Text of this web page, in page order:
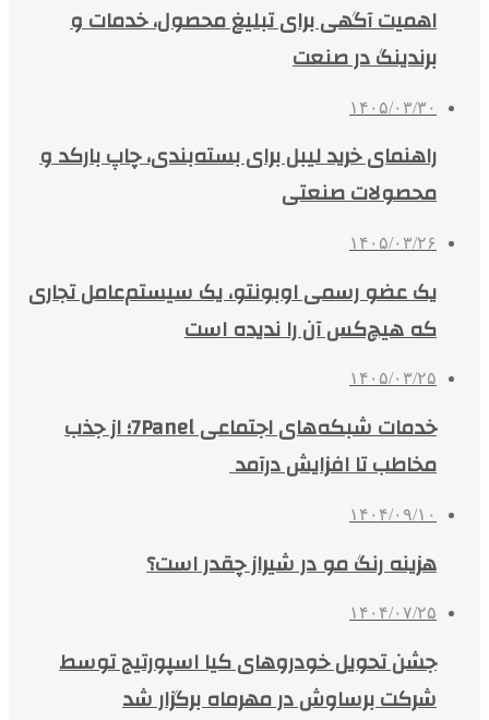
اهمیت آگهی برای تبلیغ محصول، خدمات و
برندینگ در صنعت
۱۴۰۵/۰۳/۳۰
راهنمای خرید لیبل برای بسته‌بندی، چاپ بارکد و
محصولات صنعتی
۱۴۰۵/۰۳/۲۶
یک عضو رسمی اوبونتو، یک سیستم‌عامل تجاری
که هیچ‌کس آن را ندیده است
۱۴۰۵/۰۳/۲۵
خدمات شبکه‌های اجتماعی 7Panel؛ از جذب
مخاطب تا افزایش درآمد
۱۴۰۴/۰۹/۱۰
هزینه رنگ مو در شیراز چقدر است؟
۱۴۰۴/۰۷/۲۵
جشن تحویل خودروهای کیا اسپورتیج توسط
شرکت برساوش در مهرماه برگزار شد